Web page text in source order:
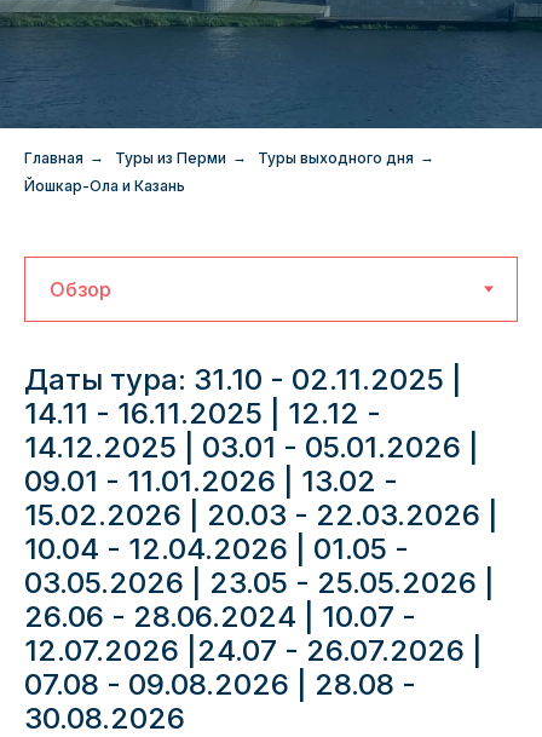
Главная → Туры из Перми → Туры выходного дня →
Йошкар-Ола и Казань
Даты тура: 31.10 - 02.11.2025 |
14.11 - 16.11.2025 | 12.12 -
14.12.2025 | 03.01 - 05.01.2026 |
09.01 - 11.01.2026 | 13.02 -
15.02.2026 | 20.03 - 22.03.2026 |
10.04 - 12.04.2026 | 01.05 -
03.05.2026 | 23.05 - 25.05.2026 |
26.06 - 28.06.2024 | 10.07 -
12.07.2026 |24.07 - 26.07.2026 |
07.08 - 09.08.2026 | 28.08 -
30.08.2026